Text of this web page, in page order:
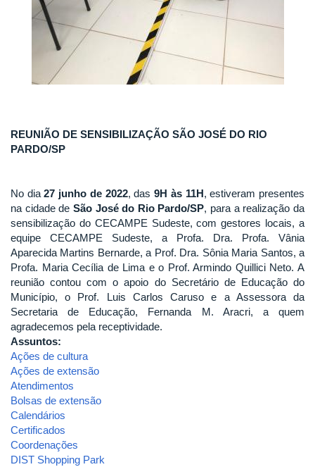
REUNIÃO DE SENSIBILIZAÇÃO SÃO JOSÉ DO RIO
PARDO/SP
No dia27 junho de 2022, das 9H às 11H, estiveram presentes
na cidade de São José do Rio Pardo/SP, para a realização da
sensibilização do CECAMPE Sudeste, com gestores locais, a
equipe CECAMPE Sudeste, a Profa. Dra. Profa. Vânia
Aparecida Martins Bernarde, a Prof. Dra. Sônia Maria Santos, a
Profa. Maria Cecília de Lima e o Prof. Armindo Quillici Neto. A
reunião contou com o apoio do Secretário de Educação do
Município, o Prof. Luis Carlos Caruso e a Assessora da
Secretaria de Educação, Fernanda M. Aracri, a quem
agradecemos pela receptividade.
Assuntos:
Ações de cultura
Ações de extensão
Atendimentos
Bolsas de extensão
Calendários
Certificados
Coordenações
DIST Shopping Park